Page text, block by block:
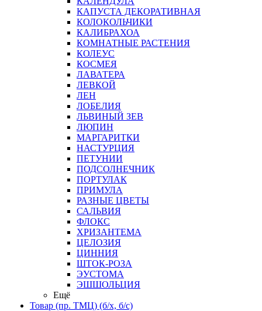
КАПУСТА ДЕКОРАТИВНАЯ
КОЛОКОЛЬЧИКИ
КАЛИБРАХОА
КОМНАТНЫЕ РАСТЕНИЯ
КОЛЕУС
КОСМЕЯ
ЛАВАТЕРА
ЛЕВКОЙ
ЛЕН
ЛОБЕЛИЯ
ЛЬВИНЫЙ ЗЕВ
ЛЮПИН
МАРГАРИТКИ
НАСТУРЦИЯ
ПЕТУНИИ
ПОДСОЛНЕЧНИК
ПОРТУЛАК
ПРИМУЛА
РАЗНЫЕ ЦВЕТЫ
САЛЬВИЯ
ФЛОКС
ХРИЗАНТЕМА
ЦЕЛОЗИЯ
ЦИННИЯ
ШТОК-РОЗА
ЭУСТОМА
ЭШШОЛЬЦИЯ
Ещё
Товар (пр. ТМЦ) (б/х, б/с)